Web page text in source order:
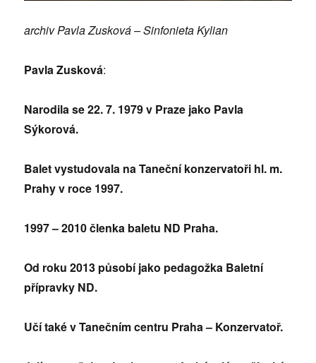
archiv Pavla Zusková – Sinfonieta Kylian
Pavla Zusková:
Narodila se 22. 7. 1979 v Praze jako Pavla
Sýkorová.
Balet vystudovala na Taneční konzervatoři hl. m.
Prahy v roce 1997.
1997 – 2010 členka baletu ND Praha.
Od roku 2013 působí jako pedagožka Baletní
přípravky ND.
Učí také v Tanečním centru Praha – Konzervatoř.